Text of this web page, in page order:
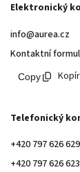
Elektronický
info@aurea.cz
Kontaktní
Telefonický
+420 797 626 629
+420 797 626 623